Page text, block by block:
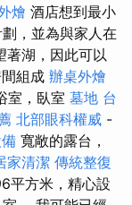
燴 酒店想到最小
，並為與家人在
著湖，因此可以
組成 辦桌外燴
室，臥室 墓地 台
北部眼科權威 -
寬敞的露台，
家清潔 傳統整復
平方米，精心設